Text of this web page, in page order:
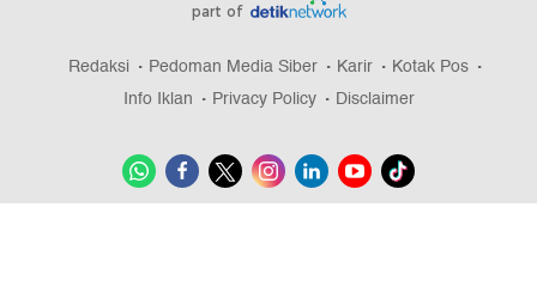
part of
Redaksi Pedoman Media Siber Karir
Kotak Pos
Info Iklan
Privacy Policy Disclaimer